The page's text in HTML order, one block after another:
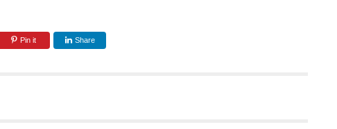
Pin it Share